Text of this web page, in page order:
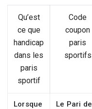
Qu’est
ce que
handicap
dans les
paris
sportif
Code
coupon
paris
sportifs
Lorsque
Le Pari de